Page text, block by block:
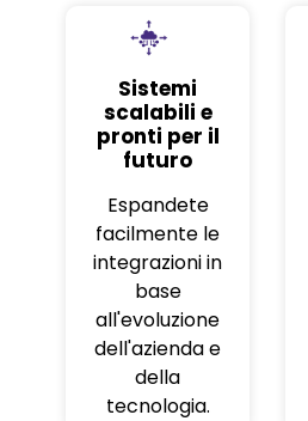
Sistemi
scalabili e
pronti per il
futuro
Espandete
facilmente le
integrazioni in
base
all'evoluzione
dell'azienda e
della
tecnologia.